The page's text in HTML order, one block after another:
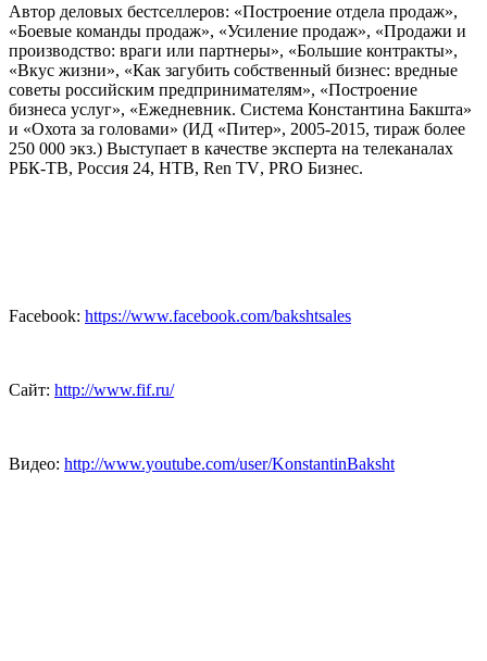
Автор деловых бестселлеров: «Построение отдела продаж»,
«Боевые команды продаж», «Усиление продаж», «Продажи и
производство: враги или партнеры», «Большие контракты»,
«Вкус жизни», «Как загубить собственный бизнес: вредные
советы российским предпринимателям», «Построение
бизнеса услуг», «Ежедневник. Система Константина Бакшта»
и «Охота за головами» (ИД «Питер», 2005-2015, тираж более
250 000 экз.) Выступает в качестве эксперта на телеканалах
РБК-ТВ, Россия 24, НТВ, Ren TV, PRO Бизнес.
Facebook: https://www.facebook.com/bakshtsales
Сайт: http://www.fif.ru/
Видео: http://www.youtube.com/user/KonstantinBaksht